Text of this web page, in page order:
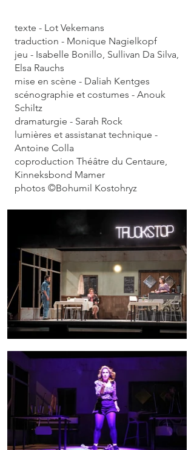
texte - Lot Vekemans
traduction - Monique Nagielkopf
jeu - Isabelle Bonillo, Sullivan Da Silva,
Elsa Rauchs
mise en scène - Daliah Kentges
scénographie et costumes - Anouk
Schiltz
dramaturgie - Sarah Rock
lumières et assistanat technique -
Antoine Colla
coproduction Théâtre du Centaure,
Kinneksbond Mamer
photos ©Bohumil Kostohryz